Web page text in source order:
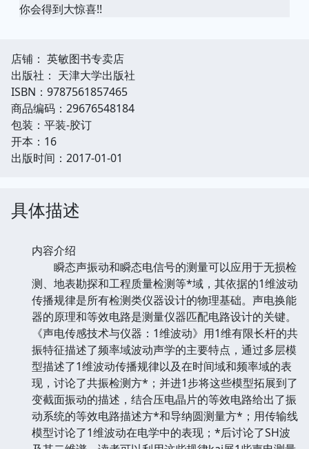
你会得到大惊喜!!
店铺： 英敏图书专卖店
出版社： 天津大学出版社
ISBN：9787561857465
商品编码：29676548184
包装：平装-胶订
开本：16
出版时间：2017-01-01
具体描述
内容介绍
瞬态声振动和瞬态电信号的测量可以应用于无损检
测、地表勘探和工程质量检测等*域，其依据的1维波动
传播规律是所有检测类仪器设计的物理基础。声电换能
器的原理和等效电路是测量仪器匹配电路设计的关键。
《声电传感技术与仪器：1维波动》用1维有限长杆的共
振特征描述了频率域波动声学的主要特点，通过多层模
型描述了1维波动传播规律以及在时间域和频率域的表
现，讨论了共振检测方*；并进1步将这些模型拓展到了
变截面振动的描述，结合压电晶片的等效电路给出了振
动系统的等效电路描述方*和导纳圆测量方*；用传输线
模型讨论了1维波动在电学中的表现；*后讨论了SH波